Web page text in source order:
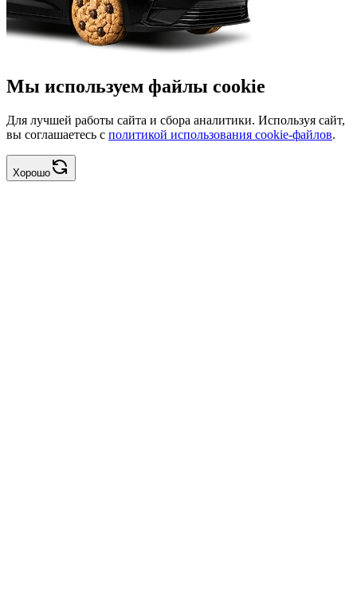
Мы используем файлы cookie
Для лучшей работы сайта и сбора аналитики. Используя сайт,
вы соглашаетесь с политикой использования cookie-файлов.
Хорошо